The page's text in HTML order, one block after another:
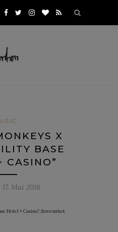
X
BASE
CASINO”
17. Mai 2018
Hotel + Casino”; Screenshot